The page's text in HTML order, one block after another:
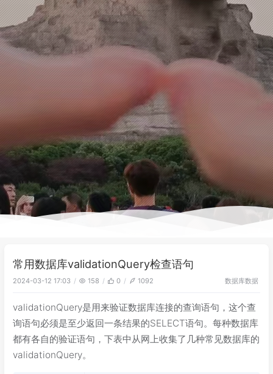
常用数据库validationQuery检查语句
2024-03-12 17:03 158 0 1092 数据库数据
validationQuery是用来验证数据库连接的查询语句，这个查
询语句必须是至少返回一条结果的SELECT语句。每种数据库
都有各自的验证语句，下表中从网上收集了几种常见数据库的
validationQuery。